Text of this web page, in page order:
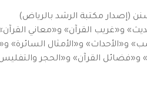
(إصدار مكتبة الرشد بالرياض)
و«غريب القرآن» و«معاني
و«الأحداث» و«الأمثال
و«فضائل القرآن» و«الحجر